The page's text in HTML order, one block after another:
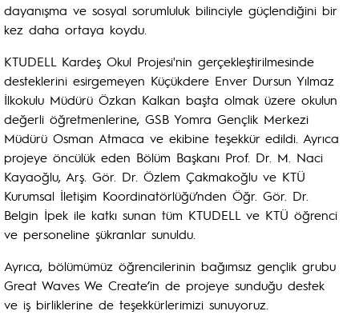
dayanışma ve sosyal sorumluluk bilinciyle güçlendiğini bir
kez daha ortaya koydu.
KTUDELL Kardeş Okul Projesi'nin gerçekleştirilmesinde
desteklerini esirgemeyen Küçükdere Enver Dursun Yılmaz
İlkokulu Müdürü Özkan Kalkan başta olmak üzere okulun
değerli öğretmenlerine, GSB Yomra Gençlik Merkezi
Müdürü Osman Atmaca ve ekibine teşekkür edildi. Ayrıca
projeye öncülük eden Bölüm Başkanı Prof. Dr. M. Naci
Kayaoğlu, Arş. Gör. Dr. Özlem Çakmakoğlu ve KTÜ
Kurumsal İletişim Koordinatörlüğü’nden Öğr. Gör. Dr.
Belgin İpek ile katkı sunan tüm KTUDELL ve KTÜ öğrenci
ve personeline şükranlar sunuldu.
Ayrıca, bölümümüz öğrencilerinin bağımsız gençlik grubu
Great Waves We Create’in de projeye sunduğu destek
ve iş birliklerine de teşekkürlerimizi sunuyoruz.